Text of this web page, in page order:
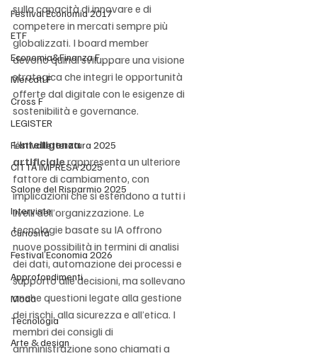
Festival Economia 2017
ETF
Economia&Finanza F
Mercati F
Cross F
LEGISTER
Festivalletteratura 2025
CITTÀ IMPRESA 2025
Salone del Risparmio 2025
Interviste
Curiosità
Festival Economia 2026
Approfondimenti
Moda
Tecnologia
Arte & design
sulla capacità di innovare e di
competere in mercati sempre più
globalizzati. I board member
devono quindi sviluppare una visione
strategica che integri le opportunità
offerte dal digitale con le esigenze di
sostenibilità e governance.
L’intelligenza
artificiale rappresenta un ulteriore
fattore di cambiamento, con
implicazioni che si estendono a tutti i
livelli dell’organizzazione. Le
tecnologie basate su IA offrono
nuove possibilità in termini di analisi
dei dati, automazione dei processi e
supporto alle decisioni, ma sollevano
anche questioni legate alla gestione
dei rischi, alla sicurezza e all’etica. I
membri dei consigli di
amministrazione sono chiamati a